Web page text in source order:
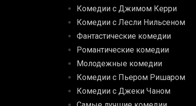
Комедии с Джимом Керри
Комедии с Лесли Нильсеном
Фантастические комедии
Романтические комедии
Молодежные комедии
Комедии с Пьером Ришаром
Комедии с Джеки Чаном